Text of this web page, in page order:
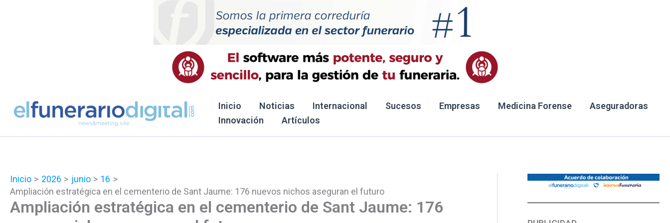
Inicio Noticias Internacional Sucesos Empresas Medicina Forense
Aseguradoras
Innovación
Artículos
Inicio 2026 junio
16
Ampliación estratégica en el cementerio de Sant Jaume: 176 nuevos nichos aseguran el futuro
Ampliación estratégica en el cementerio de Sant Jaume: 176